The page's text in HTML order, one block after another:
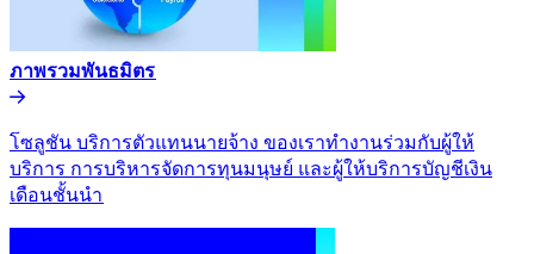
ภาพรวมพันธมิตร​​
โซลูชัน บริการตัวแทนนายจ้าง ของเราทำงานร่วมกับผู้ให้
บริการ การบริหารจัดการทุนมนุษย์ และผู้ให้บริการบัญชีเงิน
เดือนชั้นนำ​​